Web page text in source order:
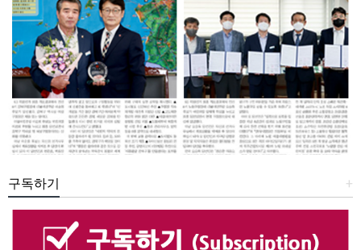
+
구독하기